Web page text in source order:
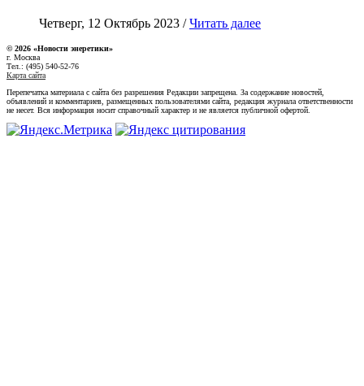
Четверг, 12 Октябрь 2023 /Читать далее
© 2026 «Новости энеретики»
г. Москва
Тел.: (495) 540-52-76
Карта сайта
Перепечатка материала с сайта без разрешения Редакции запрещена. За содержание новостей,
объявлений и комментариев, размещенных пользователями сайта, редакция журнала ответственности
не несет. Вся информация носит справочный характер и не является публичной офертой.